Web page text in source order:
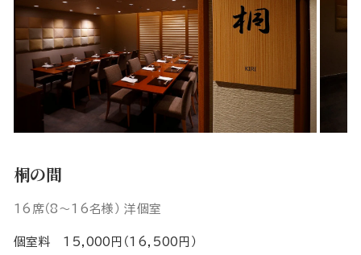
桐の間
16席（8～16名様） 洋個室
個室料 15,000円（16,500円）